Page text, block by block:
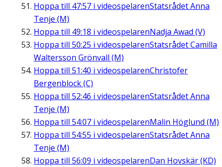
Hoppa till 47:57 i videospelarenStatsrådet Anna
Tenje (M)
Hoppa till 49:18 i videospelarenNadja Awad (V)
Hoppa till 50:25 i videospelarenStatsrådet Camilla
Waltersson Grönvall (M)
Hoppa till 51:40 i videospelarenChristofer
Bergenblock (C)
Hoppa till 52:46 i videospelarenStatsrådet Anna
Tenje (M)
Hoppa till 54:07 i videospelarenMalin Höglund (M)
Hoppa till 54:55 i videospelarenStatsrådet Anna
Tenje (M)
Hoppa till 56:09 i videospelarenDan Hovskär (KD)